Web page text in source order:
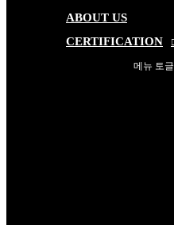
ABOUT US
CERTIFICATION
메뉴 토글